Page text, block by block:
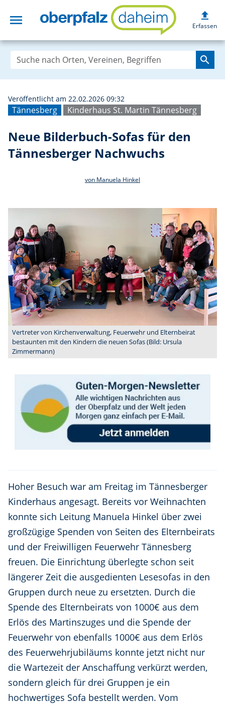
menu Neue
upload
Erfassen
search
Tännesberg Kinderhaus St. Martin Tännesberg
Veröffentlicht am 22.02.2026 09:32
Neue Bilderbuch-Sofas für den
Tännesberger Nachwuchs
von Manuela Hinkel
Vertreter von Kirchenverwaltung, Feuerwehr und Elternbeirat
bestaunten mit den Kindern die neuen Sofas (Bild: Ursula
Zimmermann)
Hoher Besuch war am Freitag im Tännesberger
Kinderhaus angesagt. Bereits vor Weihnachten
konnte sich Leitung Manuela Hinkel über zwei
großzügige Spenden von Seiten des Elternbeirats
und der Freiwilligen Feuerwehr Tännesberg
freuen. Die Einrichtung überlegte schon seit
längerer Zeit die ausgedienten Lesesofas in den
Gruppen durch neue zu ersetzten. Durch die
Spende des Elternbeirats von 1000€ aus dem
Erlös des Martinszuges und die Spende der
Feuerwehr von ebenfalls 1000€ aus dem Erlös
des Feuerwehrjubiläums konnte jetzt nicht nur
die Wartezeit der Anschaffung verkürzt werden,
sondern gleich für drei Gruppen je ein
hochwertiges Sofa bestellt werden. Vom